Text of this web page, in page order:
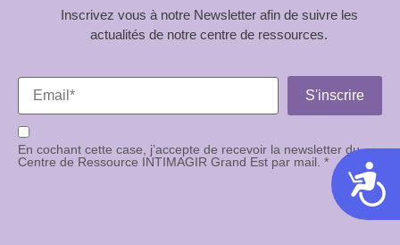
Inscrivez vous à notre Newsletter afin de suivre les
actualités de notre centre de ressources.
En cochant cette case, j’accepte de recevoir la newsletter du
Centre de Ressource INTIMAGIR Grand Est par mail. *